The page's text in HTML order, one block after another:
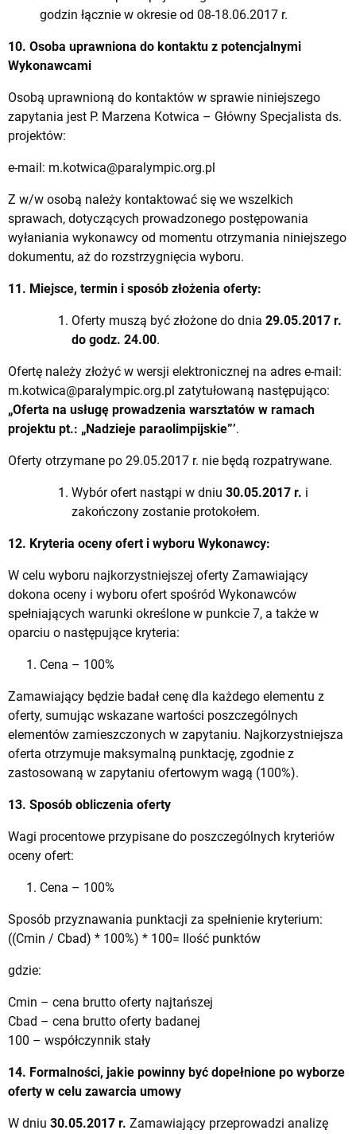
godzin łącznie w okresie od 08-18.06.2017 r.
10. Osoba uprawniona do kontaktu z potencjalnymi
Wykonawcami
Osobą uprawnioną do kontaktów w sprawie niniejszego
zapytania jest P. Marzena Kotwica – Główny Specjalista ds.
projektów:
e-mail: m.kotwica@paralympic.org.pl
Z w/w osobą należy kontaktować się we wszelkich
sprawach, dotyczących prowadzonego postępowania
wyłaniania wykonawcy od momentu otrzymania niniejszego
dokumentu, aż do rozstrzygnięcia wyboru.
11. Miejsce, termin i sposób złożenia oferty:
Oferty muszą być złożone do dnia 29.05.2017 r.
do godz. 24.00.
Ofertę należy złożyć w wersji elektronicznej na adres e-mail:
m.kotwica@paralympic.org.pl zatytułowaną następująco:
„Oferta na usługę prowadzenia warsztatów w ramach
projektu pt.: „Nadzieje paraolimpijskie”’.
Oferty otrzymane po 29.05.2017 r. nie będą rozpatrywane.
Wybór ofert nastąpi w dniu 30.05.2017 r. i
zakończony zostanie protokołem.
12. Kryteria oceny ofert i wyboru Wykonawcy:
W celu wyboru najkorzystniejszej oferty Zamawiający
dokona oceny i wyboru ofert spośród Wykonawców
spełniających warunki określone w punkcie 7, a także w
oparciu o następujące kryteria:
Cena – 100%
Zamawiający będzie badał cenę dla każdego elementu z
oferty, sumując wskazane wartości poszczególnych
elementów zamieszczonych w zapytaniu. Najkorzystniejsza
oferta otrzymuje maksymalną punktację, zgodnie z
zastosowaną w zapytaniu ofertowym wagą (100%).
13. Sposób obliczenia oferty
Wagi procentowe przypisane do poszczególnych kryteriów
oceny ofert:
Cena – 100%
Sposób przyznawania punktacji za spełnienie kryterium:
((Cmin / Cbad) * 100%) * 100= Ilość punktów
gdzie:
Cmin – cena brutto oferty najtańszej
Cbad – cena brutto oferty badanej
100 – współczynnik stały
14. Formalności, jakie powinny być dopełnione po wyborze
oferty w celu zawarcia umowy
W dniu 30.05.2017 r. Zamawiający przeprowadzi analizę